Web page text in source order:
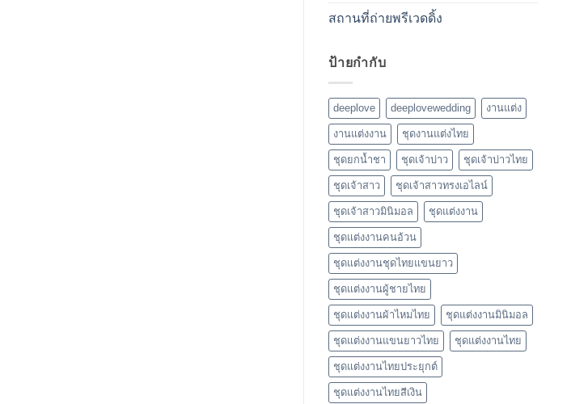
สถานที่ถ่ายพรีเวดดิ้ง
ป้ายกำกับ
deeplove deeplovewedding งานแต่ง
งานแต่งงาน ชุดงานแต่งไทย
ชุดยกน้ำชา ชุดเจ้าบ่าว ชุดเจ้าบ่าวไทย
ชุดเจ้าสาว ชุดเจ้าสาวทรงเอไลน์
ชุดเจ้าสาวมินิมอล ชุดแต่งงาน
ชุดแต่งงานคนอ้วน
ชุดแต่งงานชุดไทยแขนยาว
ชุดแต่งงานผู้ชายไทย
ชุดแต่งงานผ้าไหมไทย ชุดแต่งงานมินิมอล
ชุดแต่งงานแขนยาวไทย ชุดแต่งงานไทย
ชุดแต่งงานไทยประยุกต์
ชุดแต่งงานไทยสีเงิน